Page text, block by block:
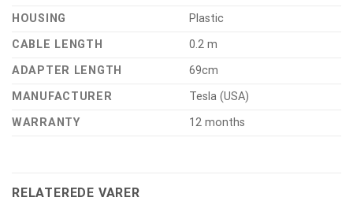
HOUSING
Plastic
CABLE LENGTH
0.2 m
ADAPTER LENGTH
69cm
MANUFACTURER
Tesla (USA)
WARRANTY
12 months
RELATEREDE VARER